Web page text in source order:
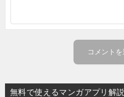
無料で使えるマンガアプリ解説